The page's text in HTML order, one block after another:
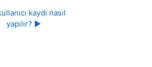
kaydı nasıl
yapılır? ▶︎